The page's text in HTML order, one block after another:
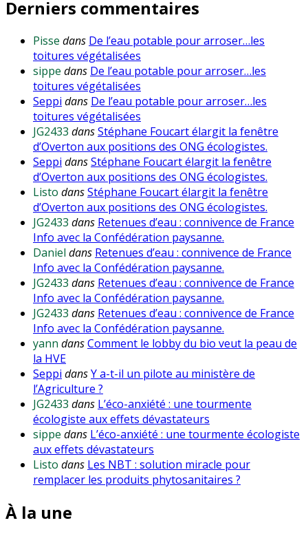
Derniers commentaires
Pisse dans De l’eau potable pour arroser…les
toitures végétalisées
sippe dans De l’eau potable pour arroser…les
toitures végétalisées
Seppi dans De l’eau potable pour arroser…les
toitures végétalisées
JG2433 dansStéphane Foucart élargit la fenêtre
d’Overton aux positions des ONG écologistes.
Seppi dansStéphane Foucart élargit la fenêtre
d’Overton aux positions des ONG écologistes.
Listo dansStéphane Foucart élargit la fenêtre
d’Overton aux positions des ONG écologistes.
JG2433 dans Retenues d’eau : connivence de France
Info avec la Confédération paysanne.
Daniel dans Retenues d’eau : connivence de France
Info avec la Confédération paysanne.
JG2433 dans Retenues d’eau : connivence de France
Info avec la Confédération paysanne.
JG2433 dans Retenues d’eau : connivence de France
Info avec la Confédération paysanne.
yann dansComment le lobby du bio veut la peau de
la HVE
Seppi dansY a-t-il un pilote au ministère de
l’Agriculture ?
JG2433 dans L’éco-anxiété : une tourmente
écologiste aux effets dévastateurs
sippe dans L’éco-anxiété : une tourmente écologiste
aux effets dévastateurs
Listo dans Les NBT : solution miracle pour
remplacer les produits phytosanitaires ?
À la une